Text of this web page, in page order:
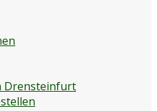
Drensteinfurt